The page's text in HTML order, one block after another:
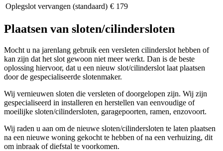
Oplegslot vervangen (standaard) € 179
Plaatsen van sloten/cilindersloten
Mocht u na jarenlang gebruik een versleten cilinderslot hebben of
kan zijn dat het slot gewoon niet meer werkt. Dan is de beste
oplossing hiervoor, dat u een nieuw slot/cilinderslot laat plaatsen
door de gespecialiseerde slotenmaker.
Wij vernieuwen sloten die versleten of doorgelopen zijn. Wij zijn
gespecialiseerd in installeren en herstellen van eenvoudige of
moeilijke sloten/cilindersloten, garagepoorten, ramen, enzovoort.
Wij raden u aan om de nieuwe sloten/cilindersloten te laten plaatsen
na een nieuwe woning gekocht te hebben of na een verhuizing, dit
om inbraak of diefstal te voorkomen.